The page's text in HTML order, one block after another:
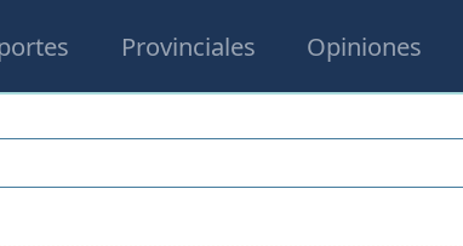
Provinciales Opiniones